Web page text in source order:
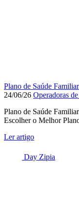
Plano de Saúde
24/06/26 Operadoras
Plano de Saúde
Escolher o Melhor
Ler artigo
Day Zipia